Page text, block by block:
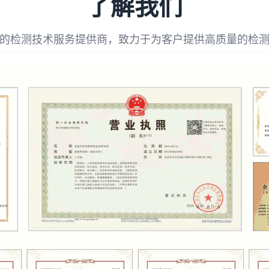
了解我们
检测技术服务提供商，致力于为客户提供高质量的检